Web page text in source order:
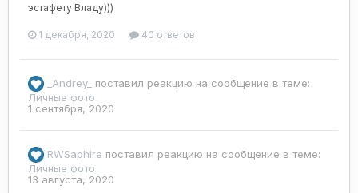
эстафету Владу)))
1 декабря, 2020 40 ответов
_Andrey_
поставил реакцию на сообщение в теме:
Личные фото
1 сентября, 2020
RWSaphire поставил реакцию на сообщение в теме:
Личные фото
13 августа, 2020